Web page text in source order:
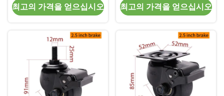
드
최고의 가격을 얻으십시오
250Kg 로드
최고의 가격을 얻으십시오